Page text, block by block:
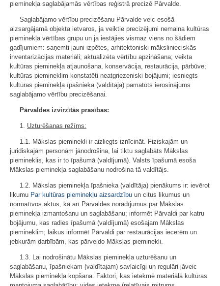
pieminekļa saglabājamās vērtības reģistrā precizē Pārvalde.
Saglabājamo vērtību precizēšanu Pārvalde veic esošā
aizsargājamā objekta ietvaros, ja veiktie precizējumi nemaina kultūras
pieminekļa vērtības grupu un ja iestājies vismaz viens no šādiem
gadījumiem: saņemti jauni izpētes, arhitektoniski mākslinieciskās
inventarizācijas materiāli; aktualizēta vērtību apzināšana; veikta
kultūras pieminekļa atjaunošana, konservācija, restaurācija, pārbūve;
kultūras piemineklim konstatēti neatgriezeniski bojājumi; iesniegts
kultūras pieminekļa īpašnieka (valdītāja) pamatots ierosinājums
saglabājamo vērtību precizēšanai.
Pārvaldes izvirzītās prasības:
1. Uzturēšanas režīms:
1.1. Mākslas pieminekli ir aizliegts iznīcināt. Fiziskajām un
juridiskajām personām jānodrošina, lai tiktu saglabāts Mākslas
piemineklis, kas ir to īpašumā (valdījumā). Valsts īpašumā esoša
Mākslas pieminekļa saglabāšanu nodrošina tā valdītājs.
1.2. Mākslas pieminekļa īpašnieka (valdītāja) pienākums ir: ievērot
likumu Par kultūras pieminekļu aizsardzību un citus likumus un
normatīvos aktus, kā arī Pārvaldes norādījumus par Mākslas
pieminekļa izmantošanu un saglabāšanu; informēt Pārvaldi par katru
bojājumu, kas radies īpašumā (valdījumā) esošajam Mākslas
piemineklim; laikus informēt Pārvaldi par restaurācijas iecerēm un
jebkurām darbībām, kas pārveido Mākslas pieminekli.
1.3. Lai nodrošinātu Mākslas pieminekļa uzturēšanu un
saglabāšanu, īpašniekam (valdītajam) savlaicīgi un regulāri jāveic
Mākslas pieminekļa kopšana. Faktori, kas ietekmē materiālā kultūras